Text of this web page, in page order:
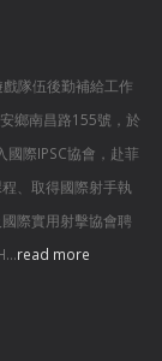
隊伍後勤補給工作
鄉南昌路155號，於
際IPSC協會，赴菲
、取得國際射手執
際實用射擊協會聘
read more